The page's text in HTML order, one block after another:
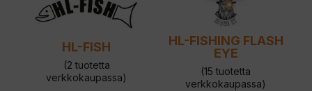
HL-FISH
(2 tuotetta
verkkokaupassa)
HL-FISHING FLASH
EYE
(15 tuotetta
verkkokaupassa)